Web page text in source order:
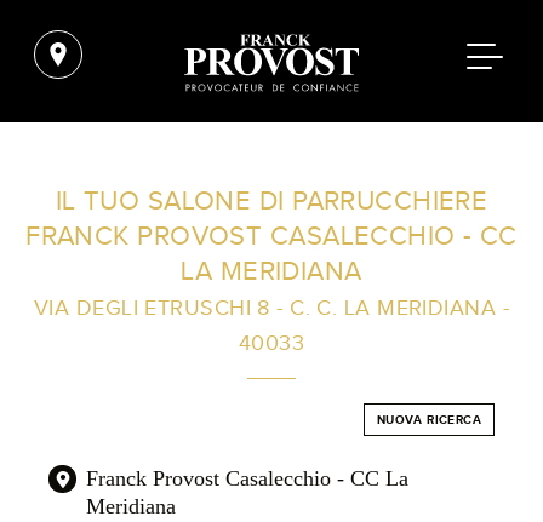
FILTRI AVANZATI
IL TUO SALONE DI PARRUCCHIERE
FRANCK PROVOST CASALECCHIO - CC
LA MERIDIANA
VIA DEGLI ETRUSCHI 8 - C. C. LA MERIDIANA -
40033
NUOVA RICERCA
Franck Provost Casalecchio - CC La
Meridiana